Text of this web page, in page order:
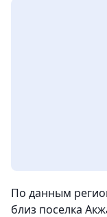
По данным
близ поселка